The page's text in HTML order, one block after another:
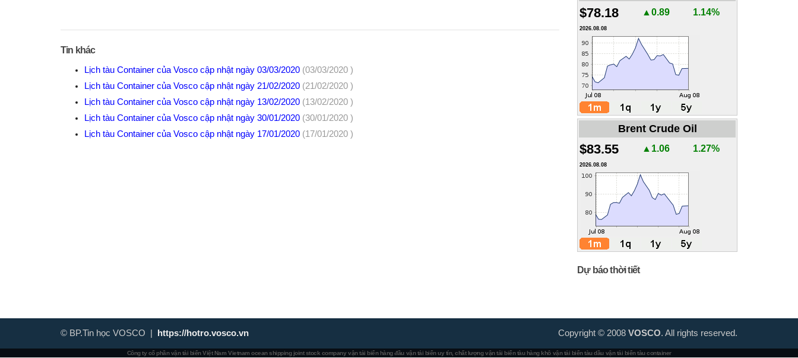
Tin khác
Lịch tàu Container của Vosco cập nhật ngày 03/03/2020 (03/03/2020 )
Lịch tàu Container của Vosco cập nhật ngày 21/02/2020 (21/02/2020 )
Lịch tàu Container của Vosco cập nhật ngày 13/02/2020 (13/02/2020 )
Lịch tàu Container của Vosco cập nhật ngày 30/01/2020 (30/01/2020 )
Lịch tàu Container của Vosco cập nhật ngày 17/01/2020 (17/01/2020 )
$78.18 ▲0.89 1.14%
2026.08.08
Brent Crude Oil
$83.55 ▲1.06 1.27%
2026.08.08
Dự báo thời tiết
© BP.Tin học VOSCO | https://hotro.vosco.vn Copyright © 2008 VOSCO. All rights reserved.
Công ty cổ phần vận tải biển Việt Nam Vietnam ocean shipping joint stock company vận tải biển hàng đầu vận tải biển uy tín, chất lượng vận tải biển tàu hàng khô vận tải biển tàu dầu vận tải biển tàu container